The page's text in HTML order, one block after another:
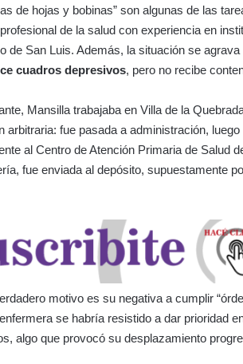
de hojas y bobinas” son algunas de las
de la salud con experiencia en
de San Luis. Además, la situación se
cuadros depresivos, pero no recibe
Mansilla trabajaba en Villa de la
arbitraria: fue pasada a administración,
al Centro de Atención Primaria de Salud
fue enviada al depósito, supuestamente
motivo es su negativa a cumplir
se habría resistido a dar prioridad
algo que provocó su desplazamiento